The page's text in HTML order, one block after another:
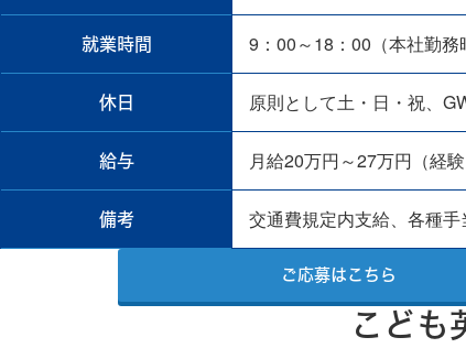
就業時間 9：00～18：00（本社勤務
休日 原則として土・日・祝、
給与 月給20万円～27万円（経験
備考 交通費規定内支給、各種
ご応募はこちら
こども